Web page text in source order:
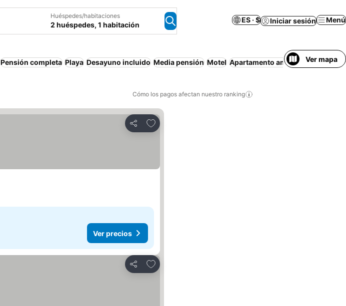
Huéspedes/habitaciones
2 huéspedes, 1 habitación
ES · $ Iniciar sesión Menú
Pensión completa Playa Desayuno incluido Media pensión Motel Apartamento amueblado Hostel
Ver mapa
Cómo los pagos afectan nuestro ranking
Compartir
Agregar a favoritos
Ver precios
Compartir
Agregar a favoritos